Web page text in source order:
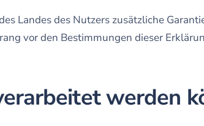
Landes des Nutzers zusätzliche
vor den Bestimmungen dieser
werden